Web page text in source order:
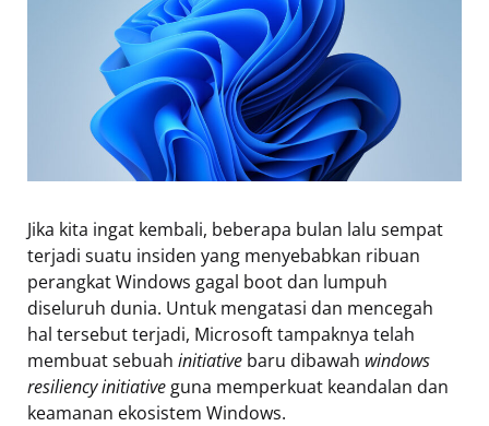
Jika kita ingat kembali, beberapa bulan lalu sempat
terjadi suatu insiden yang menyebabkan ribuan
perangkat Windows gagal boot dan lumpuh
diseluruh dunia. Untuk mengatasi dan mencegah
hal tersebut terjadi, Microsoft tampaknya telah
membuat sebuah initiative baru dibawah windows
resiliency initiative guna memperkuat keandalan dan
keamanan ekosistem Windows.